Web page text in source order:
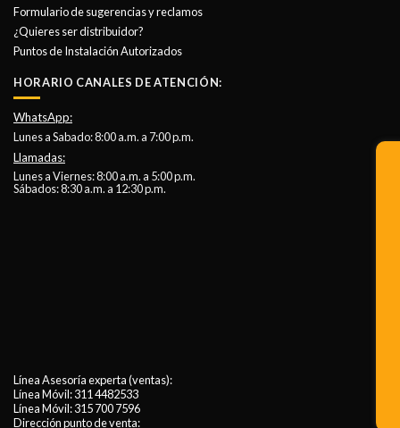
Formulario de sugerencias y reclamos
¿Quieres ser distribuidor?
Puntos de Instalación Autorizados
HORARIO CANALES DE ATENCIÓN:
WhatsApp:
Lunes a Sabado: 8:00 a.m. a 7:00 p.m.
Llamadas:
Lunes a Viernes: 8:00 a.m. a 5:00 p.m.
Sábados: 8:30 a.m. a 12:30 p.m.
Línea Asesoría experta (ventas):
Línea Móvil:311 4482533
Línea Móvil:315 700 7596
Dirección punto de venta: